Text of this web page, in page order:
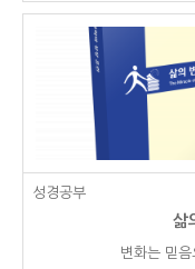
성경공부
삶
변화는 믿